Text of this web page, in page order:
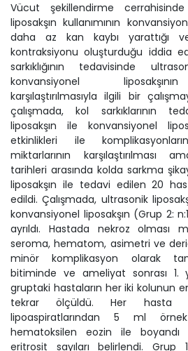
Vücut şekillendirme
liposakşın kullanımının
daha az kan kaybı yarattığı
kontraksiyonu oluşturduğu iddia
sarkıklığının tedavisinde
konvansiyonel
karşılaştırılmasıyla ilgili bir
çalışmada, kol sarkıklarının
liposakşın ile konvansiyonel
etkinlikleri ile
miktarlarının karşılaştırılması
tarihleri arasında kolda sarkma
liposakşın ile tedavi edilen 20
edildi. Çalışmada, ultrasonik
konvansiyonel liposakşın (Grup 2:
ayrıldı. Hastada nekroz olması
seroma, hematom, asimetri ve
minör komplikasyon olarak
bitiminde ve ameliyat sonrası 1.
gruptaki hastaların her iki kolunun
tekrar ölçüldü. Her hasta
lipoaspiratlarından 5 ml
hematoksilen eozin ile
eritrosit sayıları belirlendi. Grup